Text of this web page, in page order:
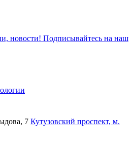
новости! Подписывайтесь на наш
7 Кутузовский проспект, м.